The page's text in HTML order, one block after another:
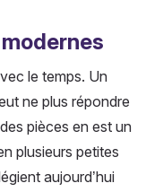
le temps. Un
ne plus répondre
pièces en est un
plusieurs petites
aujourd’hui